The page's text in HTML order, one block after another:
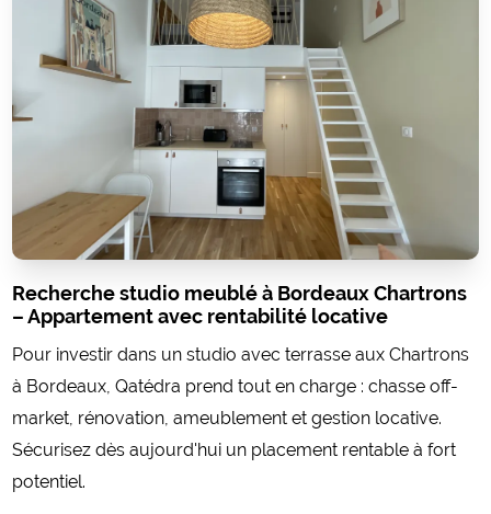
Recherche studio meublé à Bordeaux Chartrons
– Appartement avec rentabilité locative
Pour investir dans un studio avec terrasse aux Chartrons
à Bordeaux, Qatédra prend tout en charge : chasse off-
market, rénovation, ameublement et gestion locative.
Sécurisez dès aujourd'hui un placement rentable à fort
potentiel.